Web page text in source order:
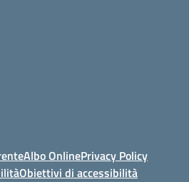
Albo OnlinePrivacy Policy
Obiettivi di accessibilità